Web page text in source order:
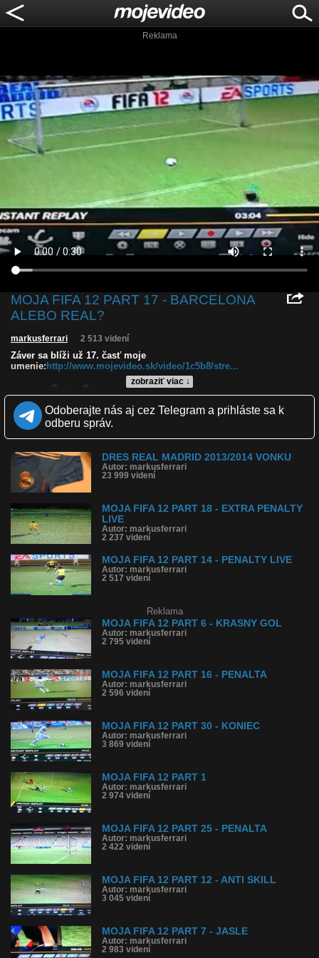
Reklama
MOJA FIFA 12 PART 17 - BARCELONA
ALEBO REAL?
zobraziť viac ↓
markusferrari 2 513 videní
Záver sa blíži už 17. časť moje
umenie:http://www.mojevideo.sk/video/1c5b8/stre...
Zverejnené: 18.10.2013 14:52
Páči sa: 43% (7 hlasov)
Obľúbené: 0
Kategória: športy
Tagy: moja, fifa, 12, ronaldo, bale, real, madrid, barcelona, fail, 17,
part
História sledovanosti videa:
Odoberajte nás aj cez Telegram a prihláste sa k
odberu správ.
DRES REAL MADRID 2013/2014 VONKU
Autor: markusferrari
23 999 videní
MOJA FIFA 12 PART 18 - EXTRA PENALTY
LIVE
Autor: markusferrari
2 237 videní
MOJA FIFA 12 PART 14 - PENALTY LIVE
Autor: markusferrari
2 517 videní
Reklama
MOJA FIFA 12 PART 6 - KRASNY GOL
Autor: markusferrari
2 795 videní
MOJA FIFA 12 PART 16 - PENALTA
Autor: markusferrari
2 596 videní
MOJA FIFA 12 PART 30 - KONIEC
Autor: markusferrari
3 869 videní
MOJA FIFA 12 PART 1
Autor: markusferrari
2 974 videní
MOJA FIFA 12 PART 25 - PENALTA
Autor: markusferrari
2 422 videní
MOJA FIFA 12 PART 12 - ANTI SKILL
Autor: markusferrari
3 045 videní
MOJA FIFA 12 PART 7 - JASLE
Autor: markusferrari
2 983 videní